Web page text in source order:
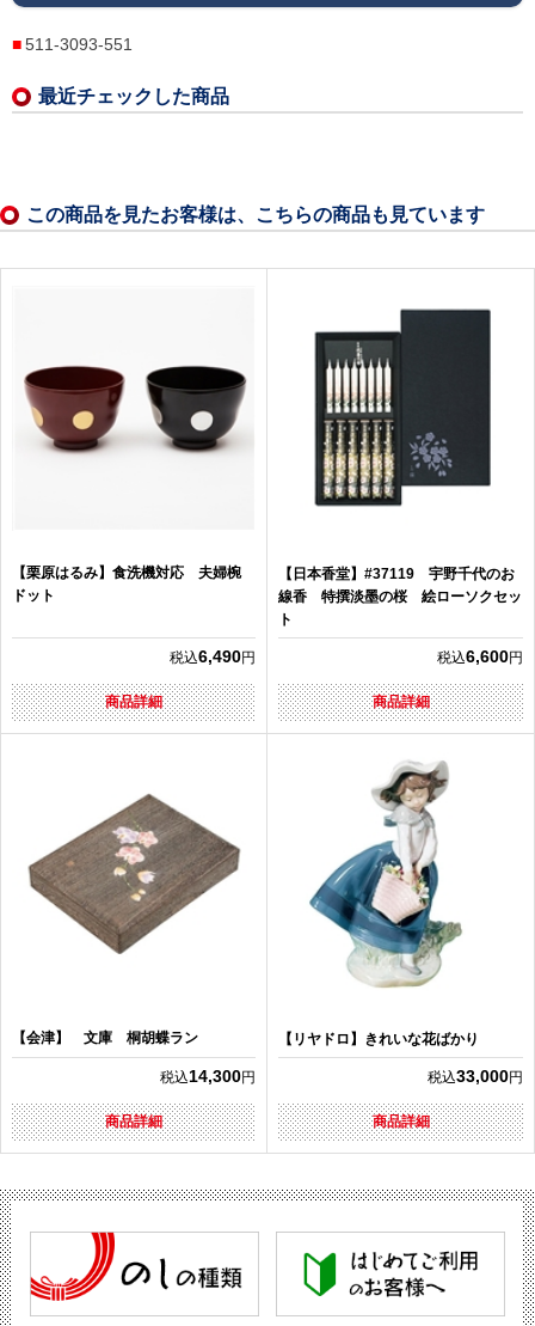
511-3093-551
最近チェックした商品
この商品を見たお客様は、こちらの商品も見ています
【栗原はるみ】食洗機対応 夫婦椀
ドット
税込6,490円
商品詳細
【日本香堂】#37119 宇野千代のお
線香 特撰淡墨の桜 絵ローソクセッ
ト
税込6,600円
商品詳細
【会津】 文庫 桐胡蝶ラン
税込14,300円
商品詳細
【リヤドロ】きれいな花ばかり
税込33,000円
商品詳細